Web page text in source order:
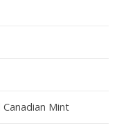
Canadian Mint